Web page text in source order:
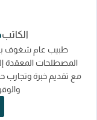
الكاتب
طبيب عام شغوف
المصطلحات المعقدة
مع تقديم خبرة وتجارب